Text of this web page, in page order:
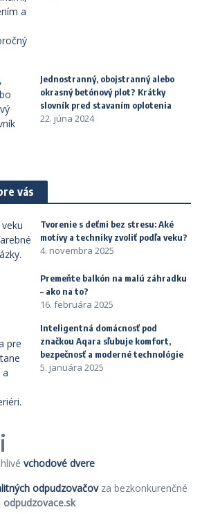
Jednostranný, obojstranný alebo
okrasný betónový plot? Krátky
slovník pred stavaním oplotenia
22. júna 2024
vás
Tvorenie s deťmi bez stresu: Aké
motívy a techniky zvoliť podľa veku?
4. novembra 2025
Premeňte balkón na malú záhradku
– ako na to?
16. februára 2025
Inteligentná domácnosť pod
značkou Aqara sľubuje komfort,
bezpečnosť a moderné technológie
5. januára 2025
vchodové dvere
odpudzovačovza bezkonkurenčné
odpudzovace.sk